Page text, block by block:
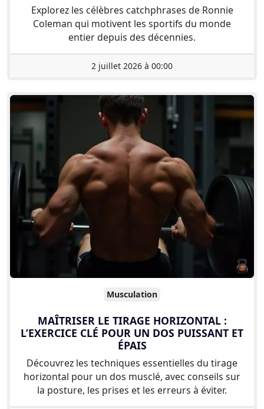
Explorez les célèbres catchphrases de Ronnie
Coleman qui motivent les sportifs du monde
entier depuis des décennies.
2 juillet 2026 à 00:00
Musculation
MAÎTRISER LE TIRAGE HORIZONTAL :
L’EXERCICE CLÉ POUR UN DOS PUISSANT ET
ÉPAIS
Découvrez les techniques essentielles du tirage
horizontal pour un dos musclé, avec conseils sur
la posture, les prises et les erreurs à éviter.